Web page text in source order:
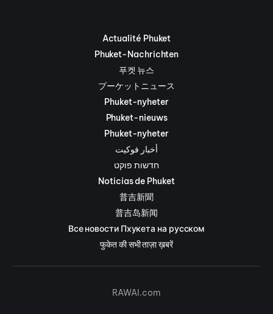
Actualité Phuket
Phuket-Nachrichten
푸켓 뉴스
プーケットニュース
Phuket-nyheter
Phuket-nieuws
Phuket-nyheter
أخبار فوكيت
חדשות פוקט
Noticias de Phuket
普吉新聞
普吉岛新闻
Все новости Пхукета на русском
फुकेत की सभी ताज़ा ख़बरें
RAWAI.com